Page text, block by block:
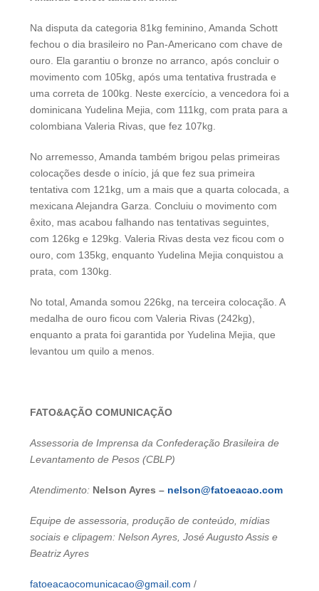
Na disputa da categoria 81kg feminino, Amanda Schott
fechou o dia brasileiro no Pan-Americano com chave de
ouro. Ela garantiu o bronze no arranco, após concluir o
movimento com 105kg, após uma tentativa frustrada e
uma correta de 100kg. Neste exercício, a vencedora foi a
dominicana Yudelina Mejia, com 111kg, com prata para a
colombiana Valeria Rivas, que fez 107kg.
No arremesso, Amanda também brigou pelas primeiras
colocações desde o início, já que fez sua primeira
tentativa com 121kg, um a mais que a quarta colocada, a
mexicana Alejandra Garza. Concluiu o movimento com
êxito, mas acabou falhando nas tentativas seguintes,
com 126kg e 129kg. Valeria Rivas desta vez ficou com o
ouro, com 135kg, enquanto Yudelina Mejia conquistou a
prata, com 130kg.
No total, Amanda somou 226kg, na terceira colocação. A
medalha de ouro ficou com Valeria Rivas (242kg),
enquanto a prata foi garantida por Yudelina Mejia, que
levantou um quilo a menos.
FATO&AÇÃO COMUNICAÇÃO
Assessoria de Imprensa da Confederação Brasileira de
Levantamento de Pesos (CBLP)
Atendimento: Nelson Ayres – nelson@fatoeacao.com
Equipe de assessoria, produção de conteúdo, mídias
sociais e clipagem: Nelson Ayres, José Augusto Assis e
Beatriz Ayres
fatoeacaocomunicacao@gmail.com /